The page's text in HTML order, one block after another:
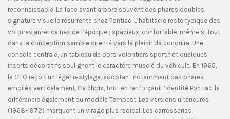
reconnaissable. La face avant arbore souvent des phares doubles,
signature visuelle récurrente chez Pontiac. L’habitacle reste typique des
voitures américaines de l’époque : spacieux, confortable, même si tout
dans la conception semble orienté vers le plaisir de conduire. Une
console centrale, un tableau de bord volontiers sportif et quelques
inserts décoratifs soulignent le caractère musclé du véhicule. En 1965,
la GTO reçoit un léger restylage, adoptant notamment des phares
empilés verticalement. Ce choix, tout en renforçant l’identité Pontiac, la
différencie également du modèle Tempest. Les versions ultérieures
(1968-1972) marquent un virage plus radical. Les carrosseries